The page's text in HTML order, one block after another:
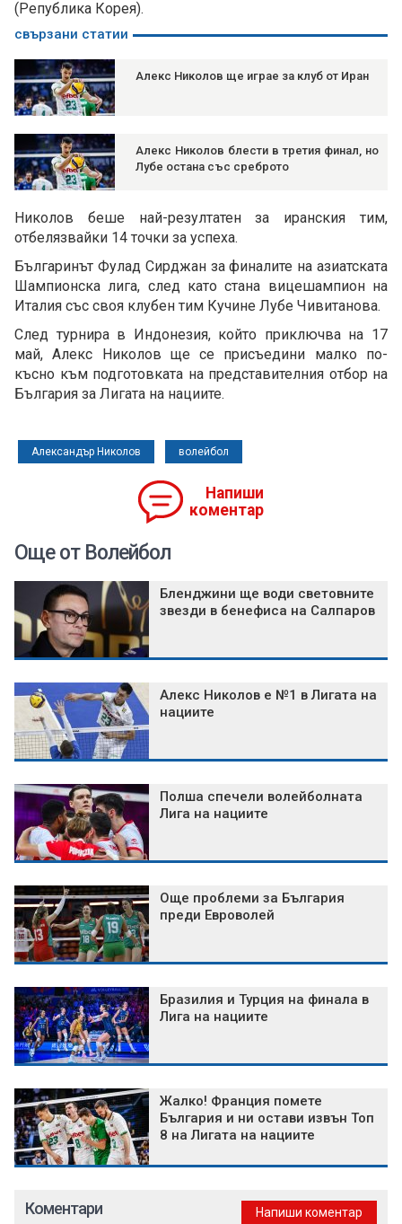
(Република Корея).
свързани статии
Алекс Николов ще играе за клуб от Иран
Алекс Николов блести в третия финал, но
Лубе остана със среброто
Николов беше най-резултатен за иранския тим,
отбелязвайки 14 точки за успеха.
Българинът Фулад Сирджан за финалите на азиатската
Шампионска лига, след като стана вицешампион на
Италия със своя клубен тим Кучине Лубе Чивитанова.
След турнира в Индонезия, който приключва на 17
май, Алекс Николов ще се присъедини малко по-
късно към подготовката на представителния отбор на
България за Лигата на нациите.
Александър Николов волейбол
Напиши
коментар
Още от Волейбол
Бленджини ще води световните
звезди в бенефиса на Салпаров
Алекс Николов е №1 в Лигата на
нациите
Полша спечели волейболната
Лига на нациите
Още проблеми за България
преди Евроволей
Бразилия и Турция на финала в
Лига на нациите
Жалко! Франция помете
България и ни остави извън Топ
8 на Лигата на нациите
Коментари Напиши коментар